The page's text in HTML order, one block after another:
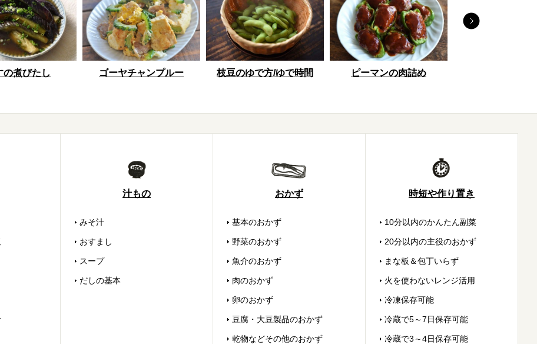
の煮びたし ゴーヤチャンプルー 枝豆のゆで方/ゆで時間 ピーマンの肉詰め
汁もの
みそ汁
おすまし
スープ
だしの基本
おかず
基本のおかず
野菜のおかず
魚介のおかず
肉のおかず
卵のおかず
豆腐・大豆製品のおかず
乾物などその他のおかず
時短や作り置き
10分以内のかんたん副菜
20分以内の主役のおかず
まな板＆包丁いらず
火を使わないレンジ活用
冷凍保存可能
冷蔵で5～7日保存可能
冷蔵で3～4日保存可能